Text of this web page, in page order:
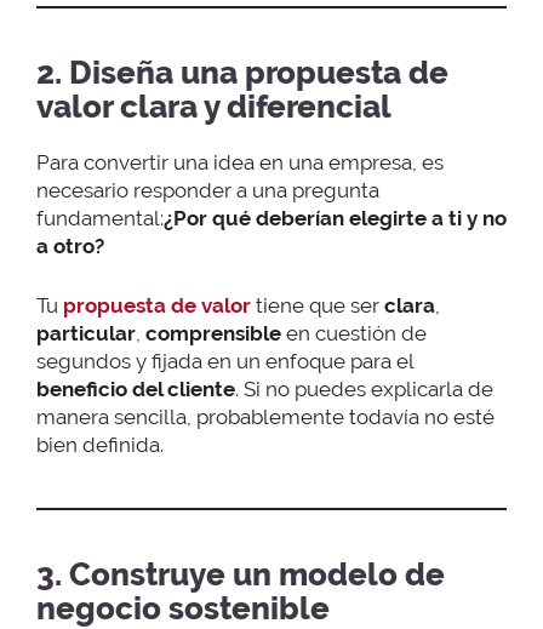
2. Diseña una propuesta de
valor clara y diferencial
Para convertir una idea en una empresa, es
necesario responder a una pregunta
fundamental:¿Por qué deberían elegirte a ti y no
a otro?
Tu propuesta de valor tiene que ser clara
particular comprensible en cuestión de
segundos y fijada en un enfoque para el
beneficio del cliente. Si no puedes explicarla de
manera sencilla, probablemente todavía no esté
bien definida.
3. Construye un modelo de
negocio sostenible